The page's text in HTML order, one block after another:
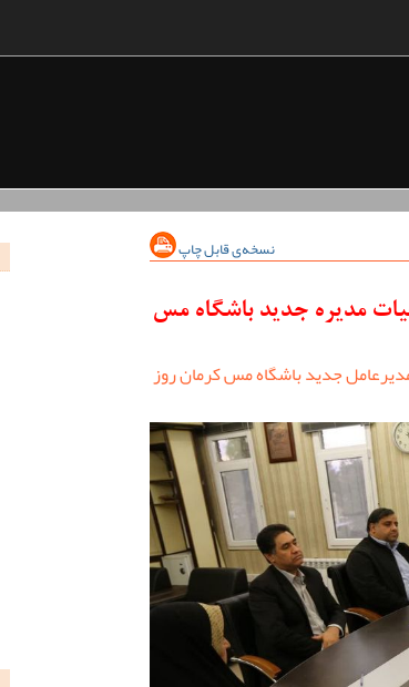
نسخه‌ی قابل چاپ
مدیره جدید باشگاه مس
جدید باشگاه مس کرمان روز